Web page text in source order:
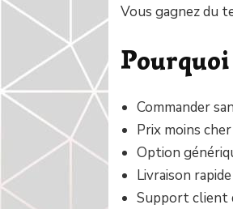
Vous gagnez du
Commander
Prix moins
Option
Livraison
Support client